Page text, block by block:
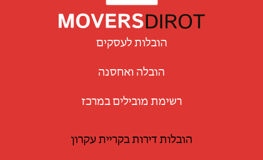
הובלות לעסקים
הובלה ואחסנה
רשימת מובילים במרכז
הובלות דירות בקריית עקרון